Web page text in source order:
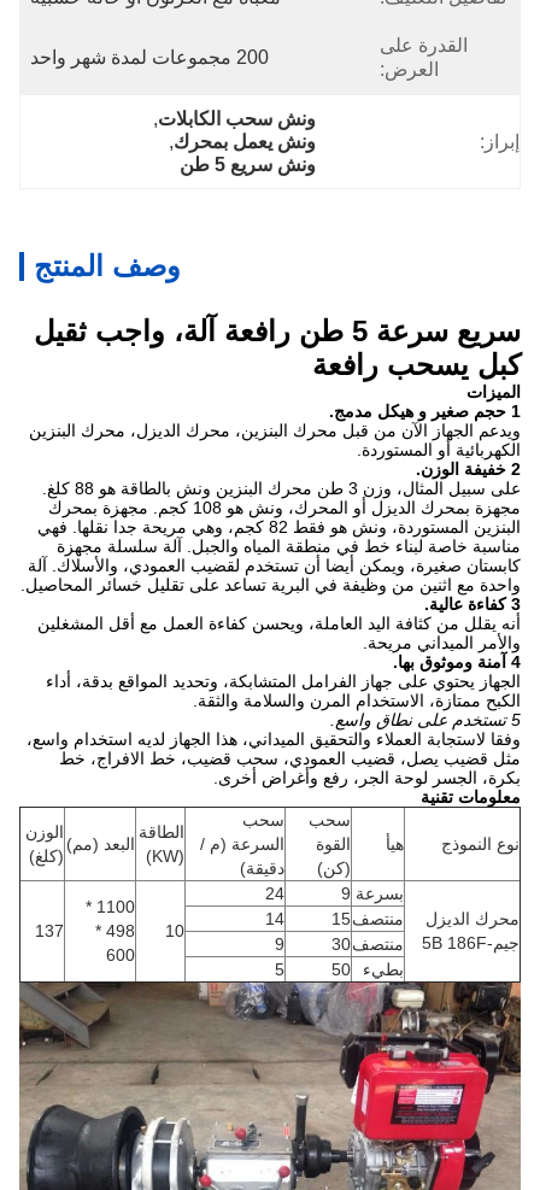
القدرة على
العرض:
200 مجموعات لمدة شهر واحد
إبراز:
ونش سحب الكابلات,
ونش يعمل بمحرك,
ونش سريع 5 طن
وصف المنتج
سريع سرعة 5 طن رافعة آلة، واجب ثقيل
كبل يسحب رافعة
الميزات
1 حجم صغير و هيكل مدمج.
ويدعم الجهاز الآن من قبل محرك البنزين، محرك الديزل، محرك البنزين
الكهربائية أو المستوردة.
2 خفيفة الوزن.
على سبيل المثال، وزن 3 طن محرك البنزين ونش بالطاقة هو 88 كلغ.
مجهزة بمحرك الديزل أو المحرك، ونش هو 108 كجم.
مجهزة بمحرك
البنزين المستوردة، ونش هو فقط 82 كجم، وهي مريحة جدا نقلها.
فهي
مناسبة خاصة لبناء خط في منطقة المياه والجبل.
آلة سلسلة مجهزة
كابستان صغيرة، ويمكن أيضا أن تستخدم لقضيب العمودي، والأسلاك.
آلة
واحدة مع اثنين من وظيفة في البرية تساعد على تقليل خسائر المحاصيل.
3 كفاءة عالية.
أنه يقلل من كثافة اليد العاملة، ويحسن كفاءة العمل مع أقل المشغلين
والأمر الميداني مريحة.
4 آمنة وموثوق بها.
الجهاز يحتوي على جهاز الفرامل المتشابكة، وتحديد المواقع بدقة، أداء
الكبح ممتازة، الاستخدام المرن والسلامة والثقة.
5 تستخدم على نطاق واسع.
وفقا لاستجابة العملاء والتحقيق الميداني، هذا الجهاز لديه استخدام واسع،
مثل قضيب يصل، قضيب العمودي، سحب قضيب، خط الافراج، خط
بكرة، الجسر لوحة الجر، رفع وأغراض أخرى.
معلومات تقنية
نوع النموذج هيأ
سحب
القوة
(كن)
سحب
السرعة (م /
دقيقة)
الطاقة
البعد (مم)
الوزن
(كلغ)
محرك الديزل
جيم-5B 186F
بسرعة 9
24
10
1100 *
498 *
600
137
منتصف 15
14
منتصف 30
بطيء
50
5